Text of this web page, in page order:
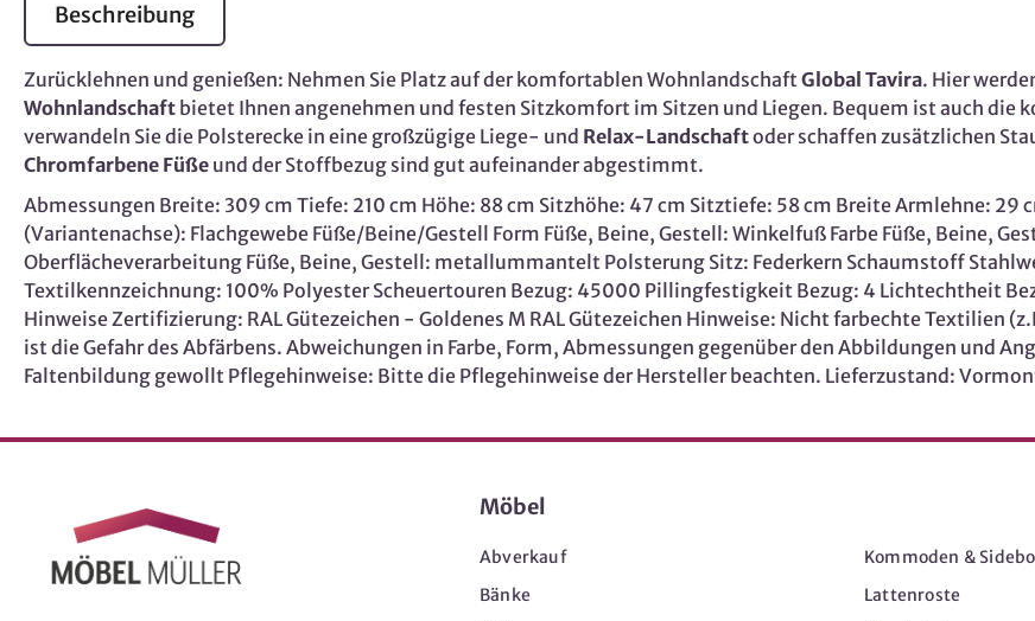
Beschreibung
Zurücklehnen und genießen: Nehmen Sie Platz auf der komfortablen WohnlandschaftGlobal Tavira. Hier
Wohnlandschaft bietet Ihnen angenehmen und festen Sitzkomfort im Sitzen und Liegen. Bequem ist auch die
verwandeln Sie die Polsterecke in eine großzügige Liege- und Relax-Landschaftoder schaffen zusätzlichen
Chromfarbene Füße und der Stoffbezug sind gut aufeinander abgestimmt.
Abmessungen Breite: 309 cm Tiefe: 210 cm Höhe: 88 cm Sitzhöhe: 47 cm Sitztiefe: 58 cm Breite Armlehne: 29
(Variantenachse): Flachgewebe Füße/Beine/Gestell Form Füße, Beine, Gestell: Winkelfuß Farbe Füße, Beine,
Oberflächeverarbeitung Füße, Beine, Gestell: metallummantelt Polsterung Sitz: Federkern Schaumstoff
Textilkennzeichnung: 100% Polyester Scheuertouren Bezug: 45000 Pillingfestigkeit Bezug: 4 Lichtechtheit
Hinweise Zertifizierung: RAL Gütezeichen - Goldenes M RAL Gütezeichen Hinweise: Nicht farbechte Textilien
ist die Gefahr des Abfärbens. Abweichungen in Farbe, Form, Abmessungen gegenüber den Abbildungen und
Faltenbildung gewollt Pflegehinweise: Bitte die Pflegehinweise der Hersteller beachten. Lieferzustand:
Möbel
Abverkauf
Bänke
Kommoden &
Lattenroste